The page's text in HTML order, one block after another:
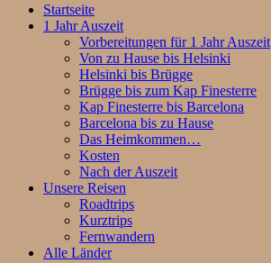
Startseite
1 Jahr Auszeit
Vorbereitungen für 1 Jahr Auszeit
Von zu Hause bis Helsinki
Helsinki bis Brügge
Brügge bis zum Kap Finesterre
Kap Finesterre bis Barcelona
Barcelona bis zu Hause
Das Heimkommen…
Kosten
Nach der Auszeit
Unsere Reisen
Roadtrips
Kurztrips
Fernwandern
Alle Länder